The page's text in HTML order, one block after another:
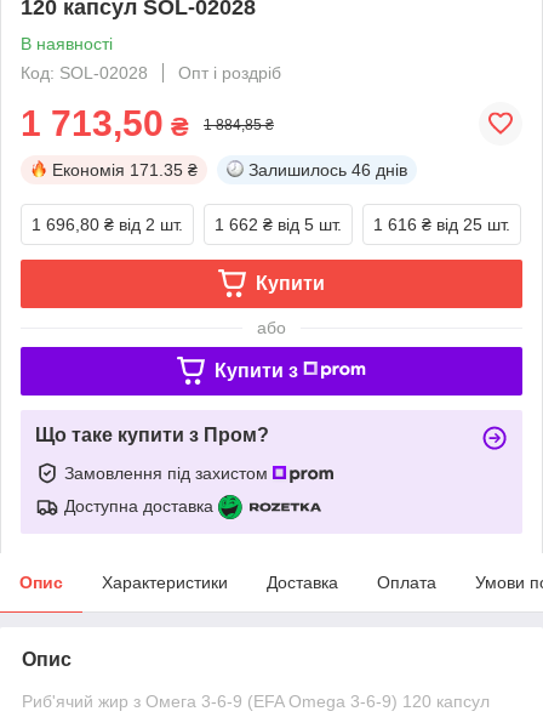
120 капсул SOL-02028
В наявності
Код: SOL-02028
Опт і роздріб
1 713,50 ₴ 1 884,85 ₴
Економія 171.35 ₴ Залишилось 46 днів
1 696,80 ₴ від 2 шт. 1 662 ₴ від 5 шт. 1 616 ₴ від 25 шт.
Купити
або
Купити з
Що таке купити з Пром?
Замовлення під захистом
Доступна доставка
Опис Характеристики Доставка Оплата Умови
Опис
Риб'ячий жир з Омега 3-6-9 (EFA Omega 3-6-9) 120 капсул